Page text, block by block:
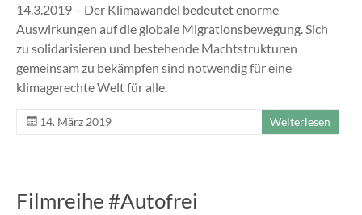
14.3.2019 – Der Klimawandel bedeutet enorme
Auswirkungen auf die globale Migrationsbewegung. Sich
zu solidarisieren und bestehende Machtstrukturen
gemeinsam zu bekämpfen sind notwendig für eine
klimagerechte Welt für alle.
14. März 2019 Weiterlesen
Filmreihe #Autofrei